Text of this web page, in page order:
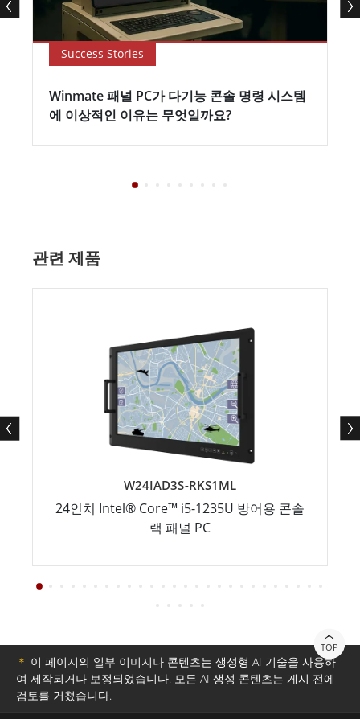
Success Stories
Winmate 패널 PC가 다기능 콘솔 명령 시스템
에 이상적인 이유는 무엇일까요?
관련 제품
W24IAD3S-RKS1ML
24인치 Intel® Core™ i5-1235U 방어용 콘솔
랙 패널 PC
TOP
＊ 이 페이지의 일부 이미지나 콘텐츠는 생성형 AI 기술을 사용하
여 제작되거나 보정되었습니다. 모든 AI 생성 콘텐츠는 게시 전에
검토를 거쳤습니다.